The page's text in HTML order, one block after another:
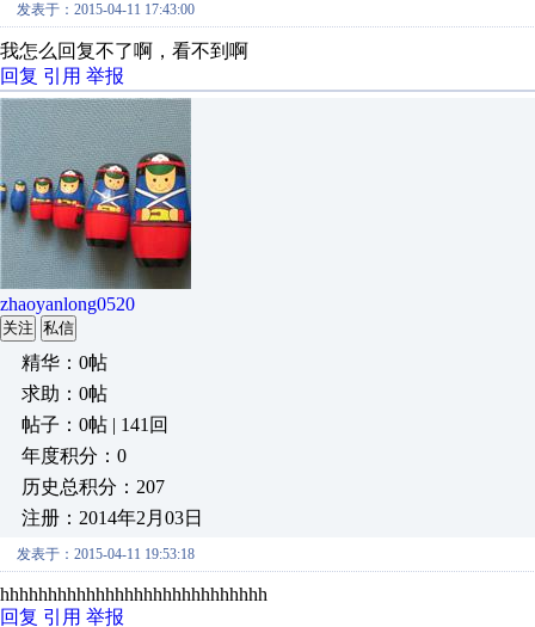
发表于：2015-04-11 17:43:00
我怎么回复不了啊，看不到啊
回复 引用 举报
zhaoyanlong0520
关注 私信
精华：0帖
求助：0帖
帖子：0帖 | 141回
年度积分：0
历史总积分：207
注册：2014年2月03日
发表于：2015-04-11 19:53:18
hhhhhhhhhhhhhhhhhhhhhhhhhhhh
回复 引用 举报